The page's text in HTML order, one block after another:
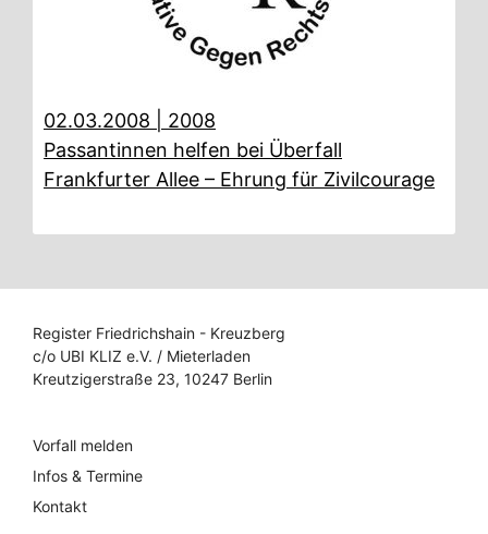
02.03.2008
2008
Passantinnen helfen bei Überfall
Frankfurter Allee – Ehrung für Zivilcourage
Register Friedrichshain - Kreuzberg
c/o UBI KLIZ e.V. / Mieterladen
Kreutzigerstraße 23, 10247 Berlin
Vorfall melden
Infos & Termine
Kontakt